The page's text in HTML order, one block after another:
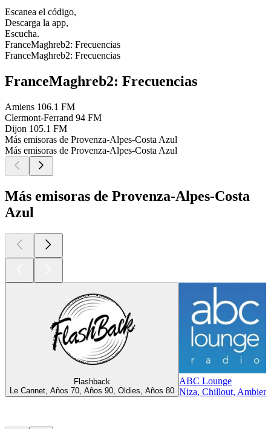
Escanea el código,
Descarga la app,
Escucha.
FranceMaghreb2: Frecuencias
FranceMaghreb2: Frecuencias
FranceMaghreb2: Frecuencias
Amiens 106.1 FM
Clermont-Ferrand 94 FM
Dijon 105.1 FM
Más emisoras de Provenza-Alpes-Costa Azul
Más emisoras de Provenza-Alpes-Costa Azul
Más emisoras de Provenza-Alpes-Costa
Azul
Flashback
Le Cannet, Años 70, Años 90, Oldies, Años 80
ABC Lounge
Niza, Chillout,